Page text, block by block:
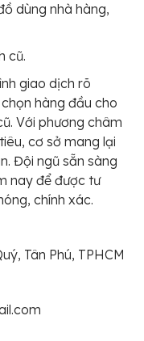
dùng nhà hàng,
cũ.
giao dịch rõ
hàng đầu cho
Với phương châm
cơ sở mang lại
Đội ngũ sẵn sàng
nay để được tư
chính xác.
Tân Phú, TPHCM